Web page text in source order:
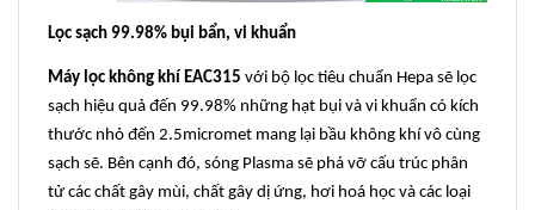
Lọc sạch 99.98% bụi bẩn, vi khuẩn
Máy lọc không khí EAC315 với bộ lọc tiêu chuẩn Hepa sẽ lọc
sạch hiệu quả đến 99.98% những hạt bụi và vi khuẩn có kích
thước nhỏ đến 2.5micromet mang lại bầu không khí vô cùng
sạch sẽ. Bên cạnh đó, sóng Plasma sẽ phá vỡ cấu trúc phân
tử các chất gây mùi, chất gây dị ứng, hơi hoá học và các loại